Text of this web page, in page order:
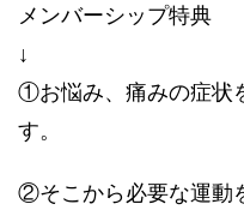
メンバーシップ特典
↓
①お悩み、痛みの症状
す。
②そこから必要な運動